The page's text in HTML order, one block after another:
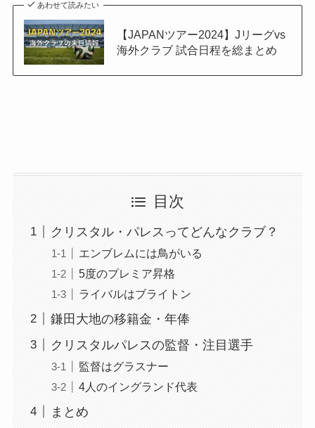
あわせて読みたい
【JAPANツアー2024】Jリーグvs
海外クラブ 試合日程を総まとめ
目次
クリスタル・パレスってどんなクラブ？
エンブレムには鳥がいる
5度のプレミア昇格
ライバルはブライトン
鎌田大地の移籍金・年俸
クリスタルパレスの監督・注目選手
監督はグラスナー
4人のイングランド代表
まとめ